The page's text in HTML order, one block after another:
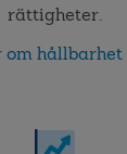
rättigheter.
om hållbarhet